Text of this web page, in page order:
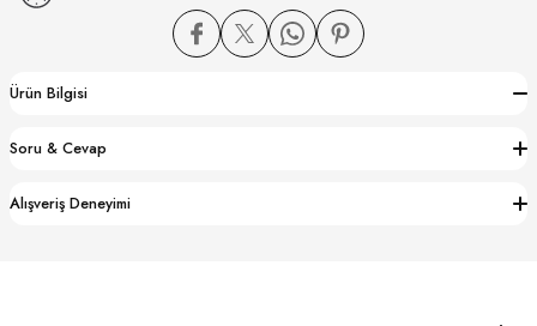
Ürün Bilgisi
Soru & Cevap
Alışveriş Deneyimi